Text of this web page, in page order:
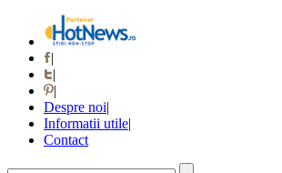
|
|
|
Despre noi|
Informatii utile|
Contact